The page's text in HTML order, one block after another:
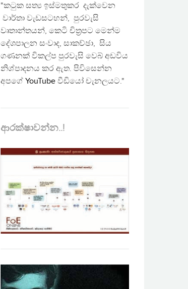
"කටුක සත්‍ය ඉස්මතුකර දැක්වෙන
වාර්තා වැඩසටහන්, පුරවැසි
වෘතාන්තයන්, කෙටි චිත්‍රපට මෙන්ම
දේශපාලන සංවාද, සාකච්ඡා, සිය
ගණනක් විකල්ප පුරවැසි වෙබ් අඩවිය
නිශ්පාදනය කර ඇත. පිවිසෙන්න
අපගේ YouTube වීඩියෝ චැනලයට."
ආරක්ෂාවන්න..!